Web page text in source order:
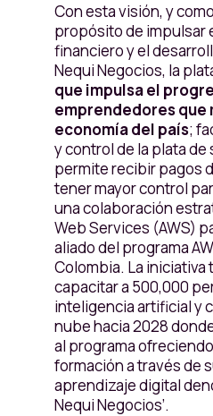
Con esta visión, y
propósito de impulsar
financiero y el
Nequi Negocios, la
que impulsa el
emprendedores que
economía del país;
y control de la plata de
permite recibir pagos
tener mayor control
una colaboración
Web Services (AWS)
aliado del programa
Colombia. La
capacitar a 500,000
inteligencia artificial y
nube hacia 2028
al programa
formación a través de
aprendizaje digital
Nequi Negocios’.